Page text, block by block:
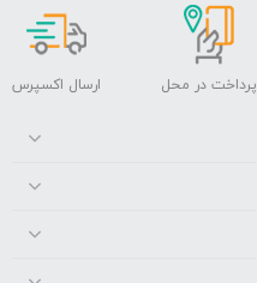
پرداخت در محل ارسال اکسپرس